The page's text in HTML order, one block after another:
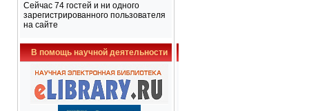
Сейчас 74 гостей и ни одного
зарегистрированного пользователя
на сайте
В помощь научной деятельности